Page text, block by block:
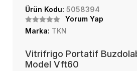
Ürün Kodu: 5058394
Yorum Yap
Marka: TKN
Vitrifrigo Portatif
Model Vft60